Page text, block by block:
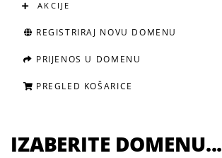
AKCIJE
REGISTRIRAJ NOVU DOMENU
PRIJENOS U DOMENU
PREGLED KOŠARICE
IZABERITE DOMENU...